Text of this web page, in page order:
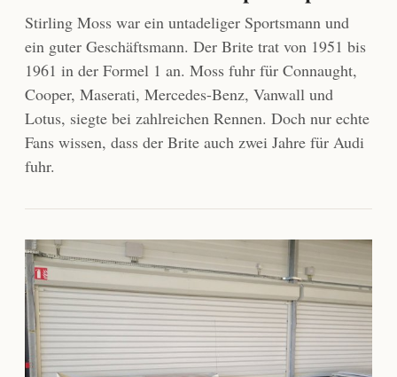
Stirling Moss war ein untadeliger Sportsmann und
ein guter Geschäftsmann. Der Brite trat von 1951 bis
1961 in der Formel 1 an. Moss fuhr für Connaught,
Cooper, Maserati, Mercedes-Benz, Vanwall und
Lotus, siegte bei zahlreichen Rennen. Doch nur echte
Fans wissen, dass der Brite auch zwei Jahre für Audi
fuhr.